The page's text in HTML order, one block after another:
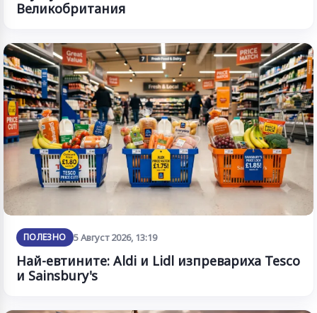
Великобритания
ПОЛЕЗНО 5 Август 2026, 13:19
Най-евтините: Aldi и Lidl изпревариха Tesco
и Sainsbury's